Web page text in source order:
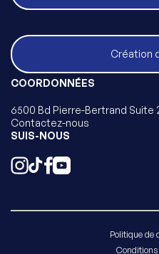
Création
COORDONNÉES
6500 Bd Pierre-Bertrand Suite
Contactez-nous
SUIS-NOUS
Politique de